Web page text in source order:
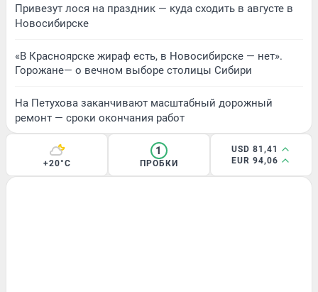
Привезут лося на праздник — куда сходить в августе в
Новосибирске
«В Красноярске жираф есть, в Новосибирске — нет».
Горожане— о вечном выборе столицы Сибири
На Петухова заканчивают масштабный дорожный
ремонт — сроки окончания работ
+20°C
1
ПРОБКИ
USD 81,41
EUR 94,06